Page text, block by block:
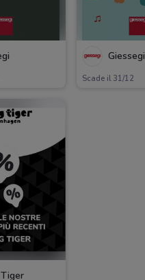
Giessegi
Scade il 31/12